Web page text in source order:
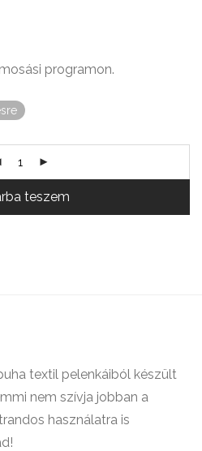
programon.
teszem
textil pelenkáiból készült
nem szívja jobban a
használatra is